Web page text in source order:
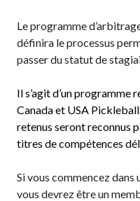
Politiques
Journée nationale du
Pickleball
Contact
Championnats
Nationaux
Le programme
définira le processus
passer du statut de
Il s’agit d’un
Canada et USA
retenus seront reconnus
titres de compétences
Si vous commencez dans
vous devrez être un